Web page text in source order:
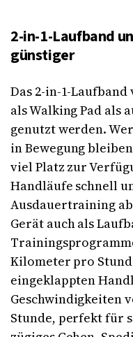
2-in-1-Laufband
günstiger
Das 2-in-1-
als Walking Pad als
genutzt werden.
in Bewegung
viel Platz zur
Handläufe schnell
Ausdauertraining
Gerät auch als
Kilometer pro
eingeklappten
Geschwindigkeiten
Stunde, perfekt für